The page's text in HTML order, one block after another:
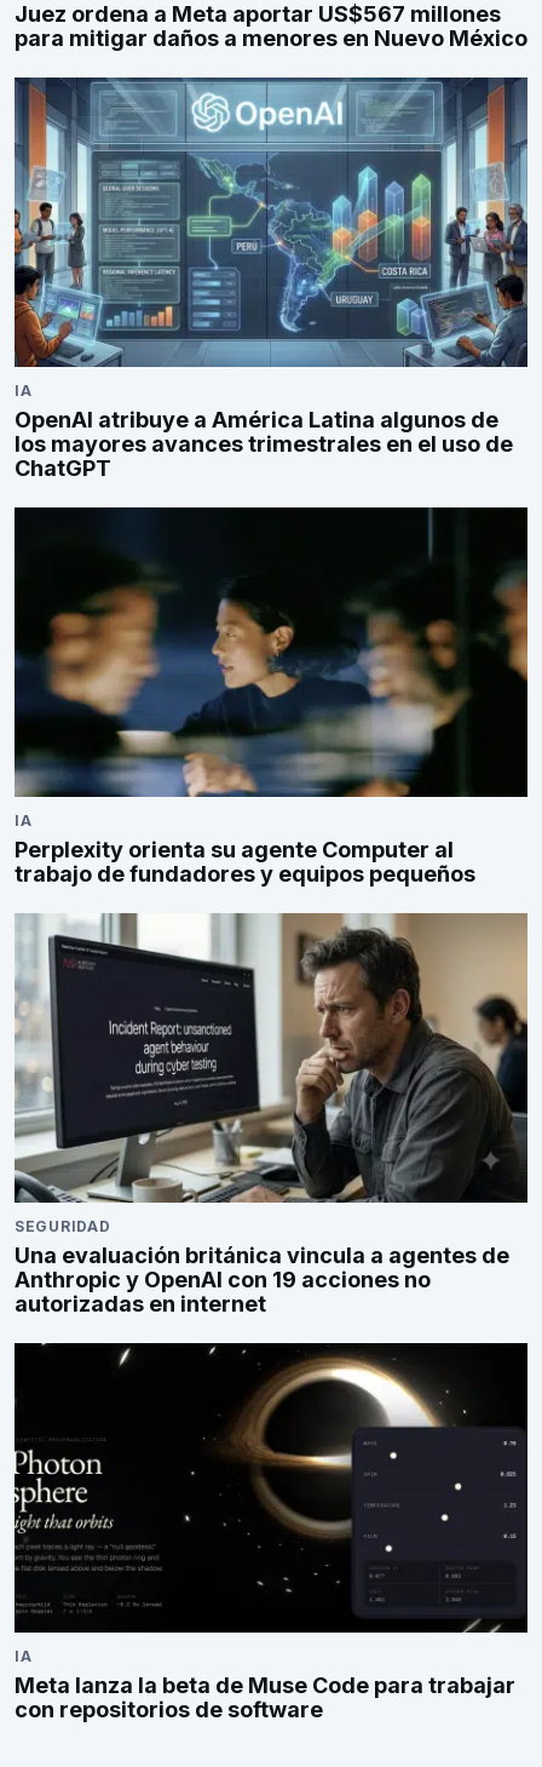
Juez ordena a Meta aportar US$567 millones
para mitigar daños a menores en Nuevo México
IA
OpenAI atribuye a América Latina algunos de
los mayores avances trimestrales en el uso de
ChatGPT
IA
Perplexity orienta su agente Computer al
trabajo de fundadores y equipos pequeños
SEGURIDAD
Una evaluación británica vincula a agentes de
Anthropic y OpenAI con 19 acciones no
autorizadas en internet
IA
Meta lanza la beta de Muse Code para trabajar
con repositorios de software